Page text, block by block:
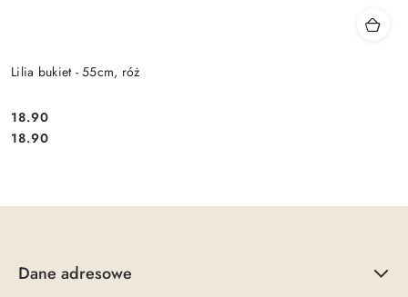
Lilia bukiet - 55cm, róż
Cena:
18.90
Cena:
18.90
Dane adresowe